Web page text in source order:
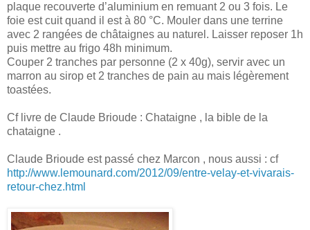
plaque recouverte d’aluminium en remuant 2 ou 3 fois. Le
foie est cuit quand il est à 80 °C. Mouler dans une terrine
avec 2 rangées de châtaignes au naturel. Laisser reposer 1h
puis mettre au frigo 48h minimum.
Couper 2 tranches par personne (2 x 40g), servir avec un
marron au sirop et 2 tranches de pain au mais légèrement
toastées.
Cf livre de Claude Brioude : Chataigne , la bible de la
chataigne .
Claude Brioude est passé chez Marcon , nous aussi : cf
http://www.lemounard.com/2012/09/entre-velay-et-vivarais-
retour-chez.html